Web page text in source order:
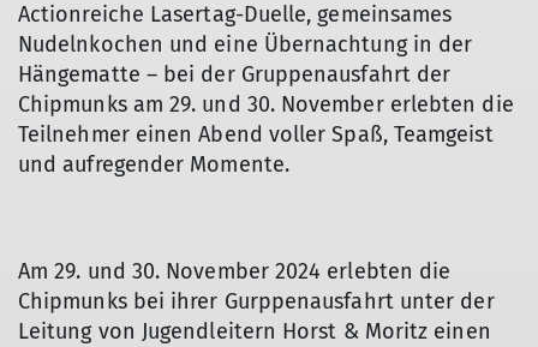
Actionreiche Lasertag-Duelle, gemeinsames
Nudelnkochen und eine Übernachtung in der
Hängematte – bei der Gruppenausfahrt der
Chipmunks am 29. und 30. November erlebten die
Teilnehmer einen Abend voller Spaß, Teamgeist
und aufregender Momente.
Am 29. und 30. November 2024 erlebten die
Chipmunks bei ihrer Gurppenausfahrt unter der
Leitung von Jugendleitern Horst & Moritz einen